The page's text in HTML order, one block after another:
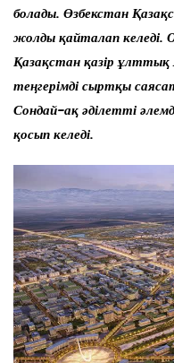
болады. Өзбекстан
жолды қайталап келеді.
Қазақстан қазір ұлттық
теңгерімді сыртқы
Сондай-ақ әділетті
қосып келеді.